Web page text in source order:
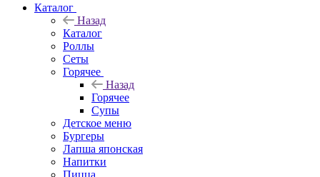
Каталог
Назад
Каталог
Роллы
Сеты
Горячее
Назад
Горячее
Супы
Детское меню
Бургеры
Лапша японская
Напитки
Пицца